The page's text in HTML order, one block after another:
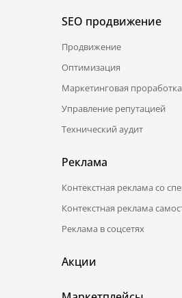
SEO продвижение
Продвижение
Оптимизация
Маркетинговая проработка
Управление репутацией
Технический аудит
Реклама
Контекстная реклама со
Контекстная реклама
Реклама в соцсетях
Акции